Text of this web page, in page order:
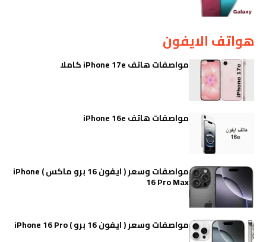
هواتف الايفون
مواصفات هاتف iPhone 17e كاملا
مواصفات هاتف iPhone 16e
مواصفات وسعر ( ايفون 16 برو ماكس ) iPhone
16 Pro Max
مواصفات وسعر ( ايفون 16 برو ) iPhone 16 Pro